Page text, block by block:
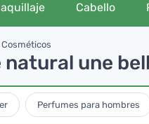
Cabello
Cosméticos
une
Perfumes para hombres